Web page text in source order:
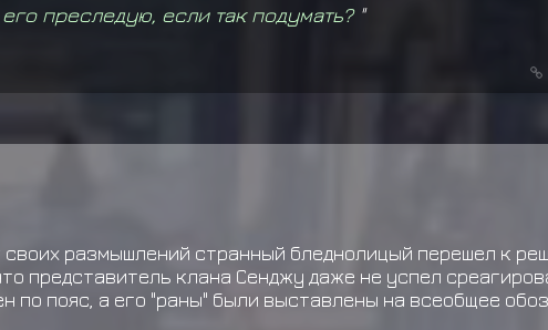
преследую, если так подумать?"
размышлений странный бледнолицый перешел к
представитель клана Сенджу даже не успел
по пояс, а его "раны" были выставлены на всеобщее